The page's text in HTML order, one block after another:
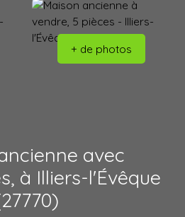
+ de photos
avec
à Illiers-l'Évêque